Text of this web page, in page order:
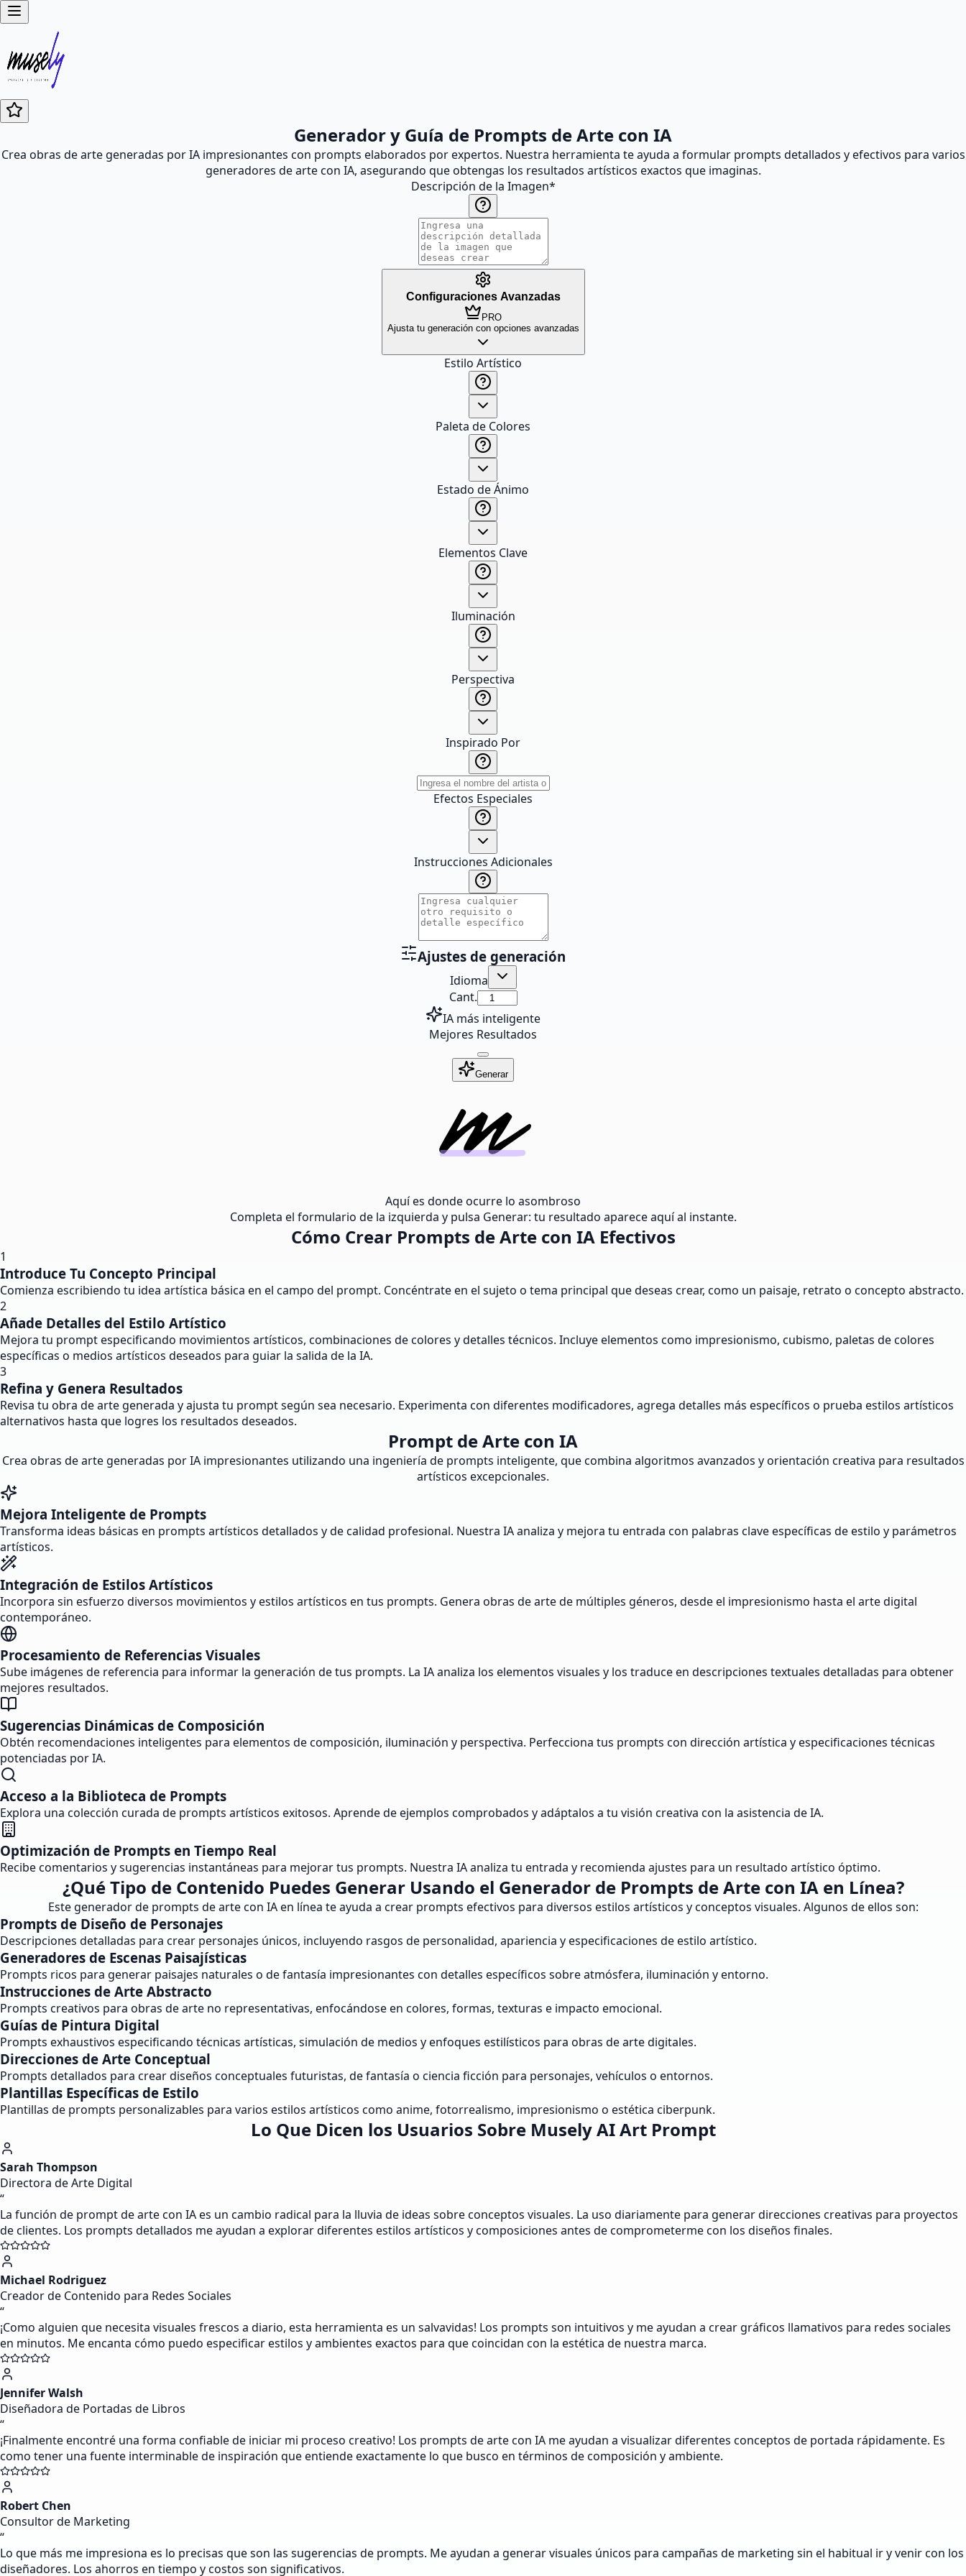
Generador y Guía de Prompts de Arte con IA
Crea obras de arte generadas por IA impresionantes con prompts elaborados por expertos. Nuestra herramienta te ayuda a formular prompts detallados y efectivos para varios
generadores de arte con IA, asegurando que obtengas los resultados artísticos exactos que imaginas.
Descripción de la Imagen*
Configuraciones Avanzadas
PRO
Ajusta tu generación con opciones avanzadas
Estilo Artístico
Paleta de Colores
Estado de Ánimo
Elementos Clave
Iluminación
Perspectiva
Inspirado Por
Efectos Especiales
Instrucciones Adicionales
Ajustes de generación
Idioma
Cant.
IA más inteligente
Mejores Resultados
Generar
Aquí es donde ocurre lo asombroso
Completa el formulario de la izquierda y pulsa Generar: tu resultado aparece aquí al instante.
Cómo Crear Prompts de Arte con IA Efectivos
1
Introduce Tu Concepto Principal
Comienza escribiendo tu idea artística básica en el campo del prompt. Concéntrate en el sujeto o tema principal que deseas crear, como un paisaje, retrato o concepto abstracto.
2
Añade Detalles del Estilo Artístico
Mejora tu prompt especificando movimientos artísticos, combinaciones de colores y detalles técnicos. Incluye elementos como impresionismo, cubismo, paletas de colores
específicas o medios artísticos deseados para guiar la salida de la IA.
3
Refina y Genera Resultados
Revisa tu obra de arte generada y ajusta tu prompt según sea necesario. Experimenta con diferentes modificadores, agrega detalles más específicos o prueba estilos artísticos
alternativos hasta que logres los resultados deseados.
Prompt de Arte con IA
Crea obras de arte generadas por IA impresionantes utilizando una ingeniería de prompts inteligente, que combina algoritmos avanzados y orientación creativa para resultados
artísticos excepcionales.
Mejora Inteligente de Prompts
Transforma ideas básicas en prompts artísticos detallados y de calidad profesional. Nuestra IA analiza y mejora tu entrada con palabras clave específicas de estilo y parámetros
artísticos.
Integración de Estilos Artísticos
Incorpora sin esfuerzo diversos movimientos y estilos artísticos en tus prompts. Genera obras de arte de múltiples géneros, desde el impresionismo hasta el arte digital
contemporáneo.
Procesamiento de Referencias Visuales
Sube imágenes de referencia para informar la generación de tus prompts. La IA analiza los elementos visuales y los traduce en descripciones textuales detalladas para obtener
mejores resultados.
Sugerencias Dinámicas de Composición
Obtén recomendaciones inteligentes para elementos de composición, iluminación y perspectiva. Perfecciona tus prompts con dirección artística y especificaciones técnicas
potenciadas por IA.
Acceso a la Biblioteca de Prompts
Explora una colección curada de prompts artísticos exitosos. Aprende de ejemplos comprobados y adáptalos a tu visión creativa con la asistencia de IA.
Optimización de Prompts en Tiempo Real
Recibe comentarios y sugerencias instantáneas para mejorar tus prompts. Nuestra IA analiza tu entrada y recomienda ajustes para un resultado artístico óptimo.
¿Qué Tipo de Contenido Puedes Generar Usando el Generador de Prompts de Arte con IA en Línea?
Este generador de prompts de arte con IA en línea te ayuda a crear prompts efectivos para diversos estilos artísticos y conceptos visuales. Algunos de ellos son:
Prompts de Diseño de Personajes
Descripciones detalladas para crear personajes únicos, incluyendo rasgos de personalidad, apariencia y especificaciones de estilo artístico.
Generadores de Escenas Paisajísticas
Prompts ricos para generar paisajes naturales o de fantasía impresionantes con detalles específicos sobre atmósfera, iluminación y entorno.
Instrucciones de Arte Abstracto
Prompts creativos para obras de arte no representativas, enfocándose en colores, formas, texturas e impacto emocional.
Guías de Pintura Digital
Prompts exhaustivos especificando técnicas artísticas, simulación de medios y enfoques estilísticos para obras de arte digitales.
Direcciones de Arte Conceptual
Prompts detallados para crear diseños conceptuales futuristas, de fantasía o ciencia ficción para personajes, vehículos o entornos.
Plantillas Específicas de Estilo
Plantillas de prompts personalizables para varios estilos artísticos como anime, fotorrealismo, impresionismo o estética ciberpunk.
Lo Que Dicen los Usuarios Sobre Musely AI Art Prompt
Sarah Thompson
Directora de Arte Digital
“
La función de prompt de arte con IA es un cambio radical para la lluvia de ideas sobre conceptos visuales. La uso diariamente para generar direcciones creativas para proyectos
de clientes. Los prompts detallados me ayudan a explorar diferentes estilos artísticos y composiciones antes de comprometerme con los diseños finales.
Michael Rodriguez
Creador de Contenido para Redes Sociales
“
¡Como alguien que necesita visuales frescos a diario, esta herramienta es un salvavidas! Los prompts son intuitivos y me ayudan a crear gráficos llamativos para redes sociales
en minutos. Me encanta cómo puedo especificar estilos y ambientes exactos para que coincidan con la estética de nuestra marca.
Jennifer Walsh
Diseñadora de Portadas de Libros
“
¡Finalmente encontré una forma confiable de iniciar mi proceso creativo! Los prompts de arte con IA me ayudan a visualizar diferentes conceptos de portada rápidamente. Es
como tener una fuente interminable de inspiración que entiende exactamente lo que busco en términos de composición y ambiente.
Robert Chen
Consultor de Marketing
“
Lo que más me impresiona es lo precisas que son las sugerencias de prompts. Me ayudan a generar visuales únicos para campañas de marketing sin el habitual ir y venir con los
diseñadores. Los ahorros en tiempo y costos son significativos.